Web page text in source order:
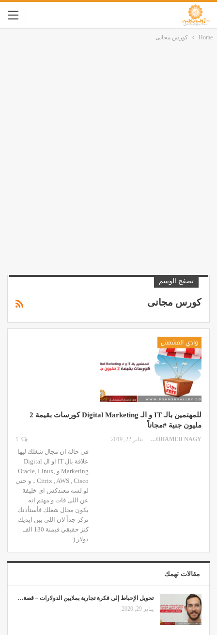
Home كورس مجانى
تصفح الوسم
كورس مجانى
وادي المشمش
للمهتمين بالـ IT و الـ Digital Marketing كورسات بقيمة 2
مليون جنية #مجاناً
MOHAMED NAGY يناير 22, 2019
فى حالة ان مجال شغلك ليها
علاقة بال IT او ال Digital
Marketing و Oracle, Linux,
Citrix , AWS , Cisco .. و حتي
لو لسه معندكش اى خليفة
عن اللى فات و مهتم انه
يكون مجال شغلك فأستأذنك
تركز جداً لان اللى بين ايديك
كنز حقيقي قيمتة 130 الف
دولار (…
مقالات تهمك
تحويل الإحباط إلى فكرة تجارية بملايين الدولارات – قصة…
يناير 29, 2020